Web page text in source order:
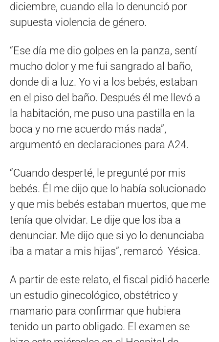
diciembre, cuando ella lo denunció por
supuesta violencia de género.
“Ese día me dio golpes en la panza, sentí
mucho dolor y me fui sangrado al baño,
donde di a luz. Yo vi a los bebés, estaban
en el piso del baño. Después él me llevó a
la habitación, me puso una pastilla en la
boca y no me acuerdo más nada”,
argumentó en declaraciones para A24.
“Cuando desperté, le pregunté por mis
bebés. Él me dijo que lo había solucionado
y que mis bebés estaban muertos, que me
tenía que olvidar. Le dije que los iba a
denunciar. Me dijo que si yo lo denunciaba
iba a matar a mis hijas”, remarcó Yésica.
A partir de este relato, el fiscal pidió hacerle
un estudio ginecológico, obstétrico y
mamario para confirmar que hubiera
tenido un parto obligado. El examen se